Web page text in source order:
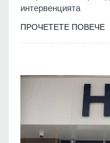
интервенцията
ПРОЧЕТЕТЕ ПОВЕЧЕ